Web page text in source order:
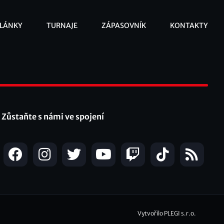
TURNAJE ZÁPASOVNÍK KONTAKTY
Zůstaňte s námi ve spojení
Vytvořilo PLEGI s.r.o.